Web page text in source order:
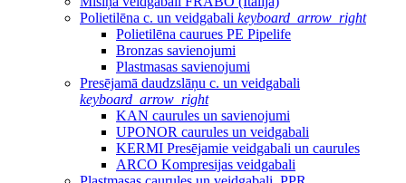
Polietilēna c. un veidgabali keyboard_arrow_right
Polietilēna caurues PE Pipelife
Bronzas savienojumi
Plastmasas savienojumi
Presējamā daudzslāņu c. un veidgabali
keyboard_arrow_right
KAN caurules un savienojumi
UPONOR caurules un veidgabali
KERMI Presējamie veidgabali un caurules
ARCO Kompresijas veidgabali